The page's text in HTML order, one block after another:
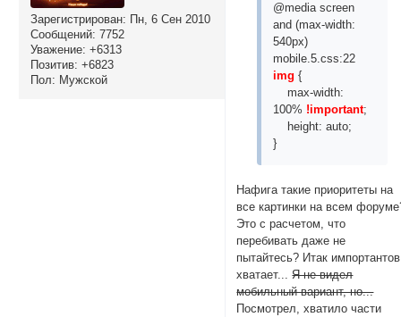
Зарегистрирован: Пн, 6 Сен 2010
Сообщений: 7752
Уважение: +6313
Позитив: +6823
Пол: Мужской
@media screen
and (max-width:
540px)
mobile.5.css:22
img {
max-width:
100% !important;
height: auto;
}
Нафига такие приоритеты на
все картинки на всем
Это с расчетом, что
перебивать даже не
пытайтесь? Итак импортантов
хватает...Я не видел
мобильный вариант, но...
Посмотрел, хватило части